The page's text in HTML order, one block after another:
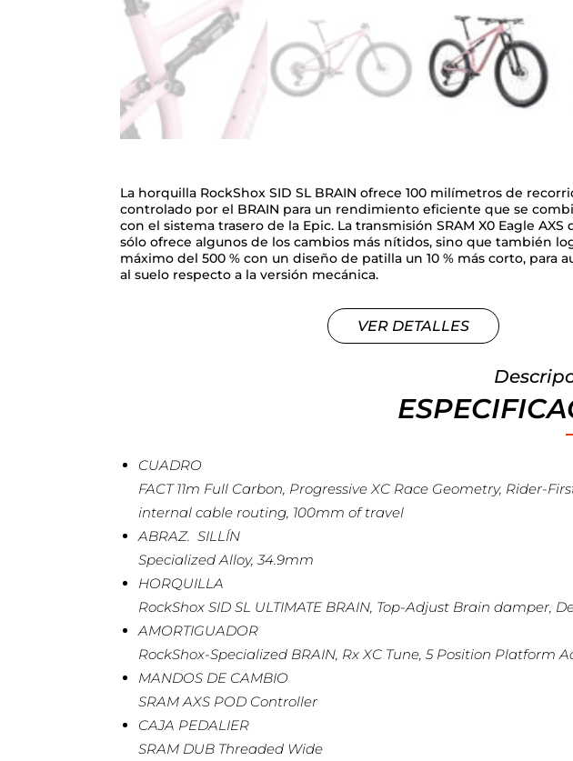
La horquilla RockShox SID SL BRAIN ofrece 100 milímetros de
controlado por el BRAIN para un rendimiento eficiente que se
con el sistema trasero de la Epic. La transmisión SRAM X0 Eagle AXS
sólo ofrece algunos de los cambios más nítidos, sino que también
máximo del 500 % con un diseño de patilla un 10 % más corto, para
al suelo respecto a la versión mecánica.
VER DETALLES
CUADRO
FACT 11m Full Carbon, Progressive XC Race Geometry,
internal cable routing, 100mm of travel
ABRAZ. SILLÍN
Specialized Alloy, 34.9mm
HORQUILLA
RockShox SID SL ULTIMATE BRAIN, Top-Adjust Brain damper,
AMORTIGUADOR
RockShox-Specialized BRAIN, Rx XC Tune, 5 Position Platform
MANDOS DE CAMBIO
SRAM AXS POD Controller
CAJA PEDALIER
SRAM DUB Threaded Wide